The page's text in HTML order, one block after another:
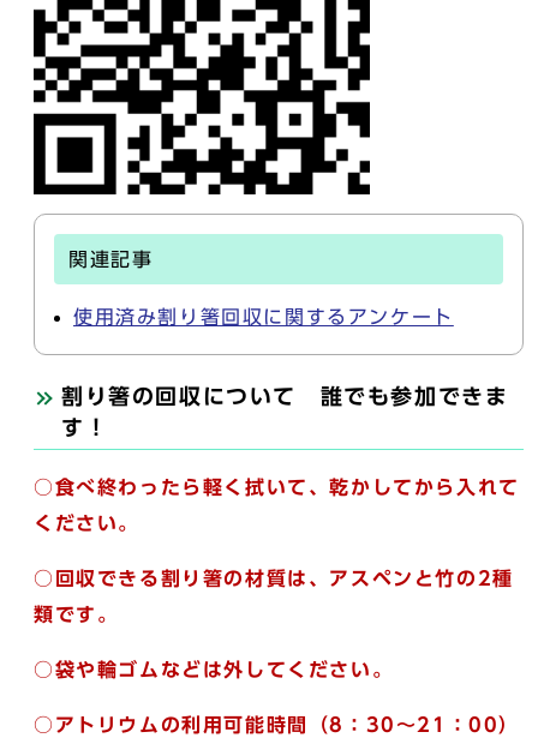
関連記事
使用済み割り箸回収に関するアンケート
割り箸の回収について 誰でも参加できま
す！
○食べ終わったら軽く拭いて、乾かしてから入れて
ください。
○回収できる割り箸の材質は、アスペンと竹の2種
類です。
○袋や輪ゴムなどは外してください。
○アトリウムの利用可能時間（8：30～21：00）